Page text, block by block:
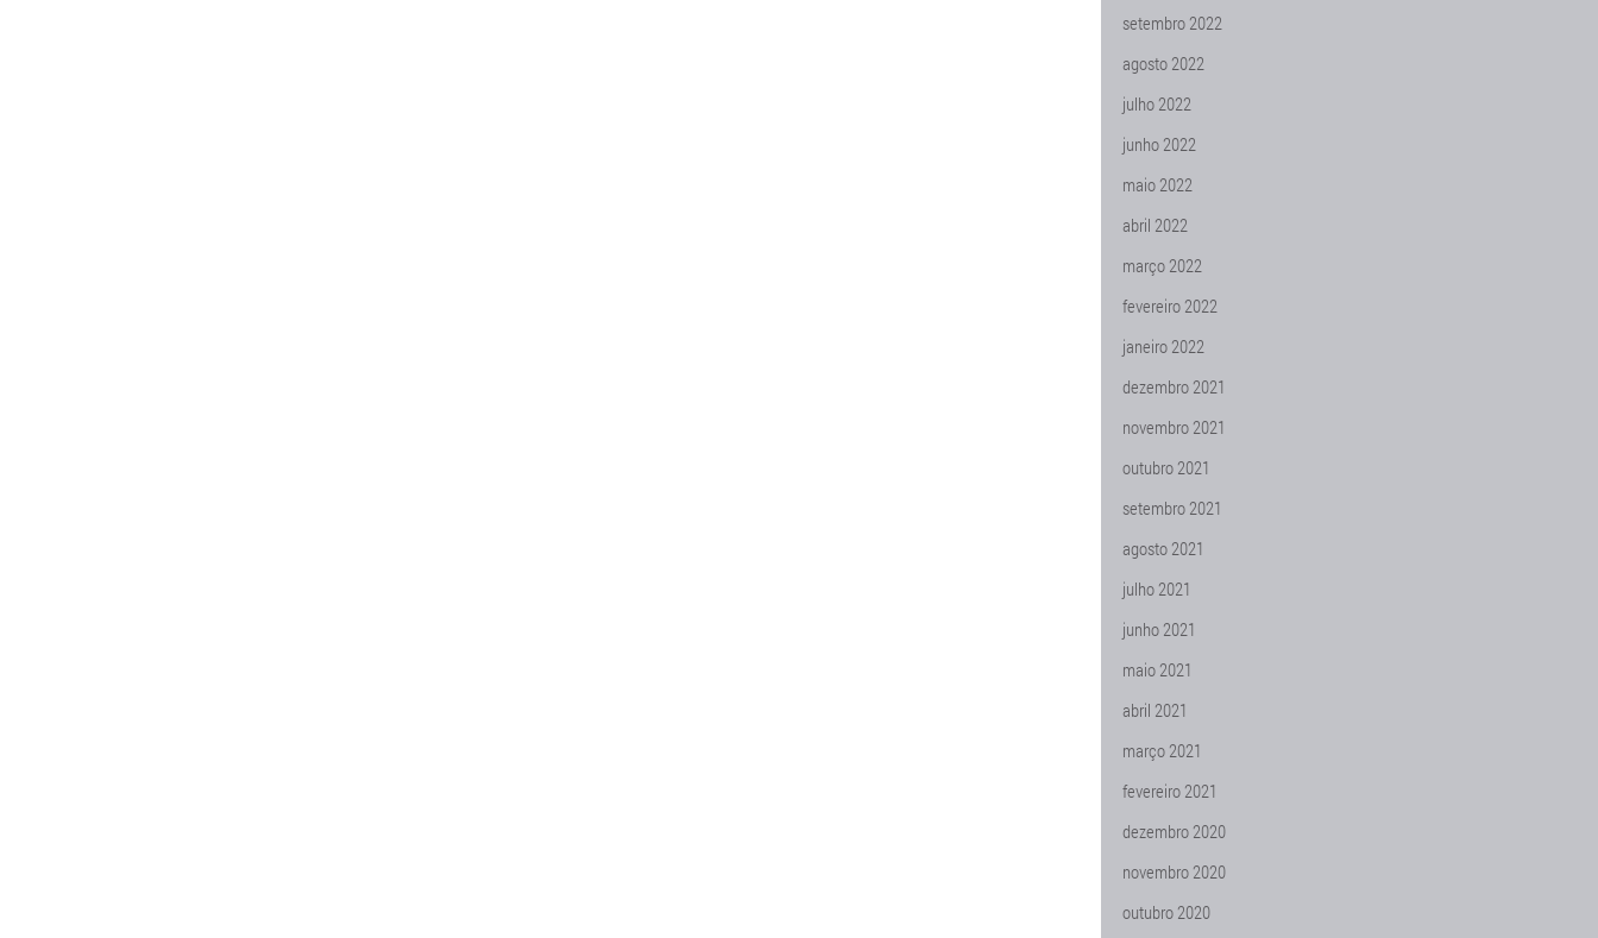
setembro 2022
agosto 2022
julho 2022
junho 2022
maio 2022
abril 2022
março 2022
fevereiro 2022
janeiro 2022
dezembro 2021
novembro 2021
outubro 2021
setembro 2021
agosto 2021
julho 2021
junho 2021
maio 2021
abril 2021
março 2021
fevereiro 2021
dezembro 2020
novembro 2020
outubro 2020